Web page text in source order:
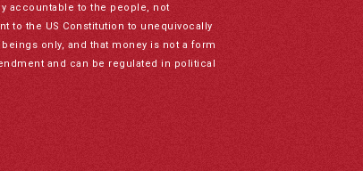
accountable to the people, not
to the US Constitution to unequivocally
only, and that money is not a form
and can be regulated in political